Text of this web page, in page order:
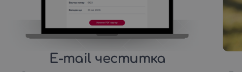
E-mail честитка